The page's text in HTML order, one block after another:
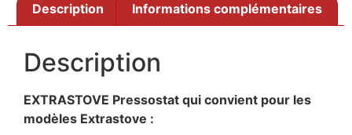
Description Informations complémentaires
Description
EXTRASTOVE Pressostat qui convient pour les
modèles Extrastove :